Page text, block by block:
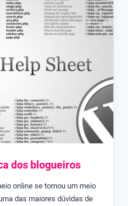
dos blogueiros
online se tornou um meio
das maiores dúvidas de